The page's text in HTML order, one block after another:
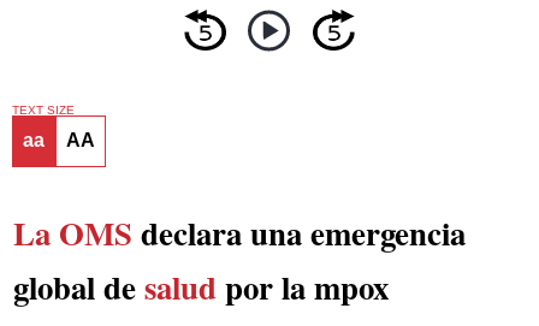
TEXT SIZE
aa AA
La OMS declara una emergencia
global desaludpor la mpox